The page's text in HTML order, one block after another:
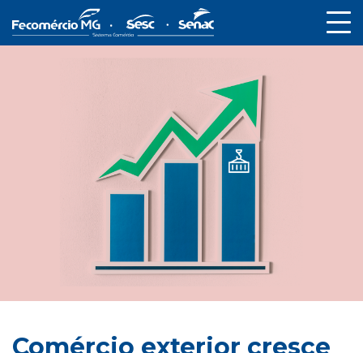
Comércio exterior cresce